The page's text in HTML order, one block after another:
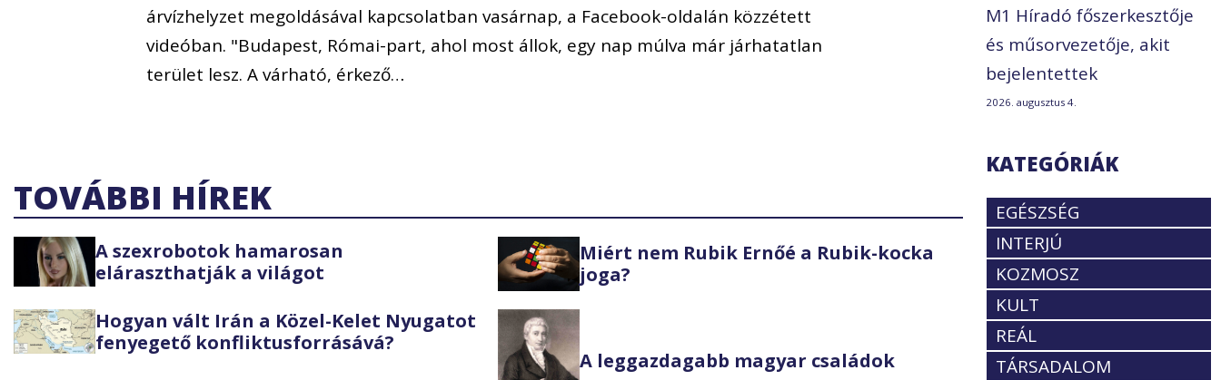
árvízhelyzet megoldásával kapcsolatban vasárnap, a Facebook-oldalán közzétett
videóban. "Budapest, Római-part, ahol most állok, egy nap múlva már járhatatlan
terület lesz. A várható, érkező…
TOVÁBBI HÍREK
A szexrobotok hamarosan
eláraszthatják a világot
Miért nem Rubik Ernőé a Rubik-kocka
joga?
Hogyan vált Irán a Közel-Kelet Nyugatot
fenyegető konfliktusforrásává?
A leggazdagabb magyar családok
M1 Híradó főszerkesztője
és műsorvezetője, akit
bejelentettek
2026. augusztus 4.
KATEGÓRIÁK
EGÉSZSÉG
INTERJÚ
KOZMOSZ
KULT
REÁL
TÁRSADALOM